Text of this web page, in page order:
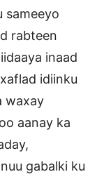
sameeyo
rabteen
inaad
idiinku
waxay
aanay ka
gabalki ku